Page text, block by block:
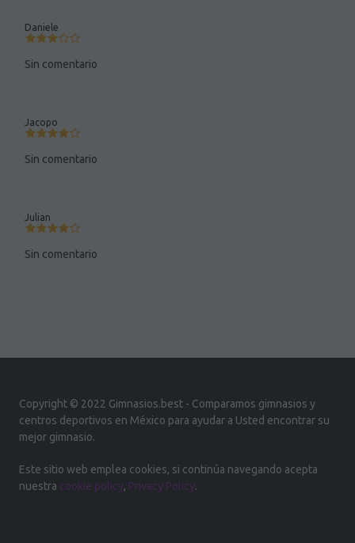
Daniele
Sin comentario
Jacopo
Sin comentario
Julian
Sin comentario
Copyright © 2022 Gimnasios.best - Comparamos gimnasios y
centros deportivos en México para ayudar a Usted encontrar su
mejor gimnasio.
Este sitio web emplea cookies, si continúa navegando acepta
nuestra cookie policy, Privacy Policy.